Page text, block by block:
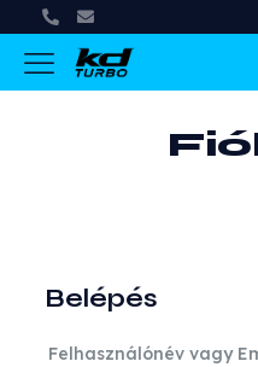
Belépés
Felhasználónév vagy